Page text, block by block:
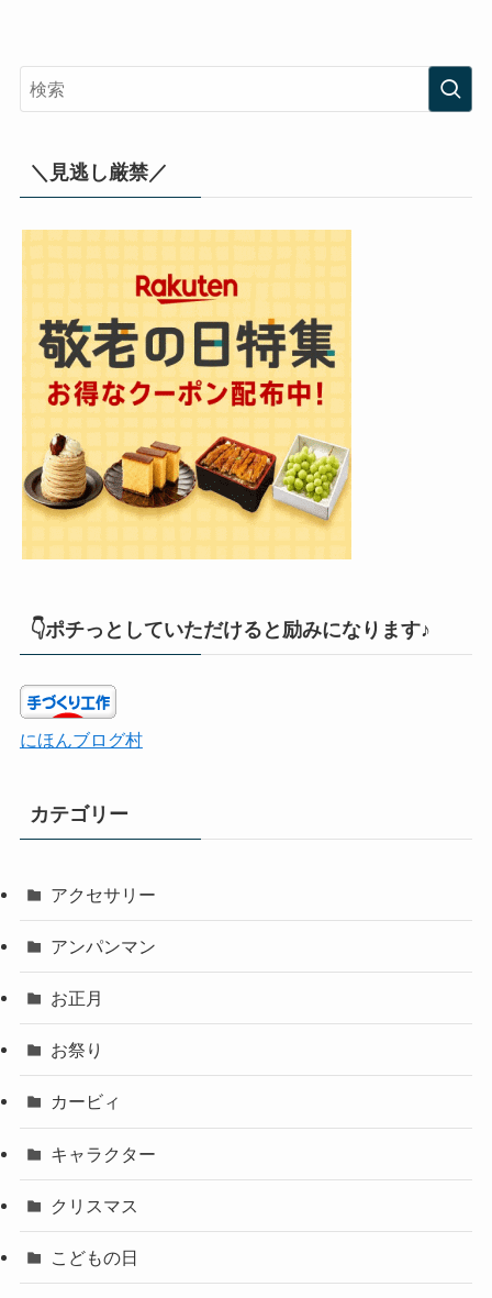
＼見逃し厳禁／
👇ポチっとしていただけると励みになります♪
にほんブログ村
カテゴリー
アクセサリー
アンパンマン
お正月
お祭り
カービィ
キャラクター
クリスマス
こどもの日